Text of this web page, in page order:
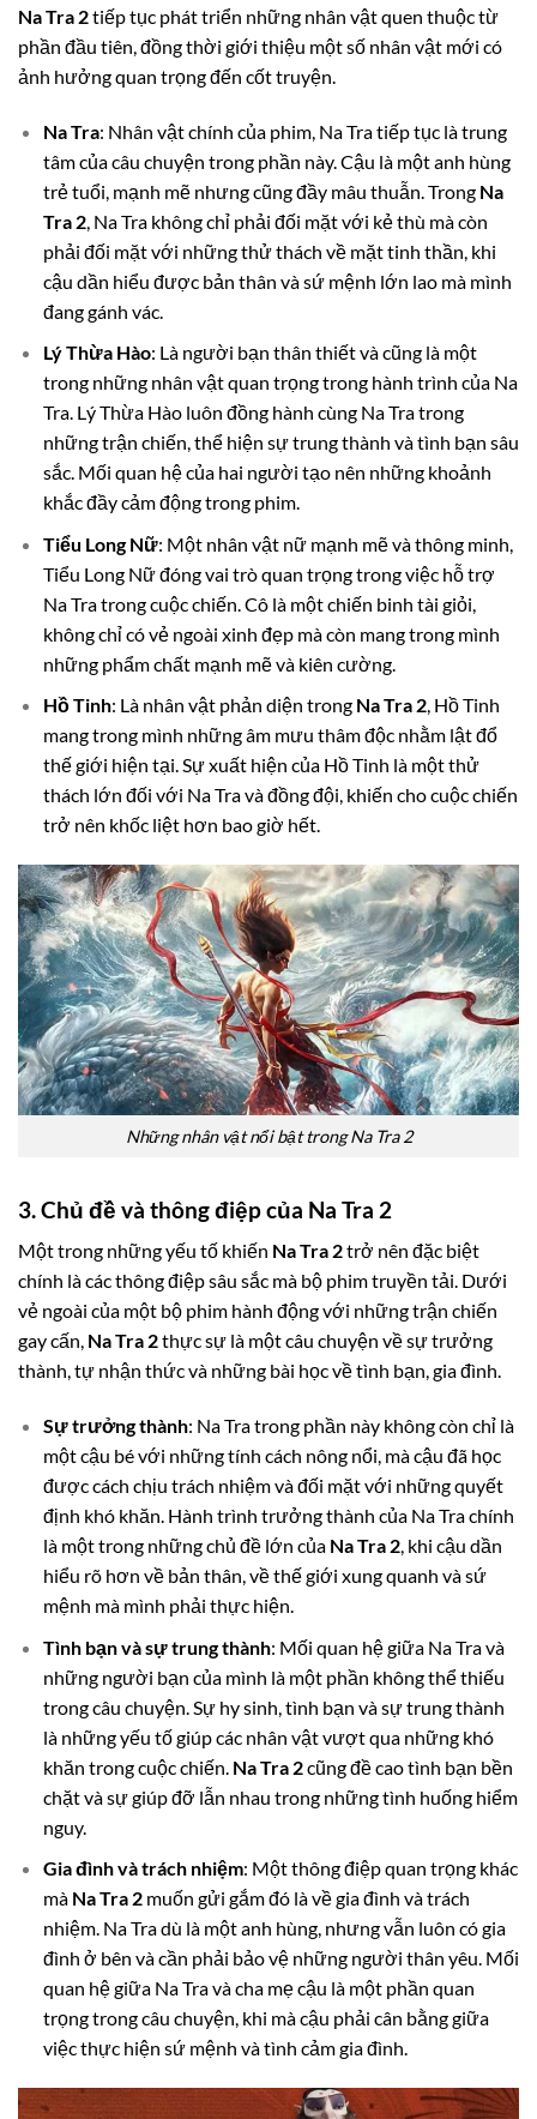
Na Tra 2tiếp tục phát triển những nhân vật quen thuộc từ
phần đầu tiên, đồng thời giới thiệu một số nhân vật mới có
ảnh hưởng quan trọng đến cốt truyện.
Na Tra: Nhân vật chính của phim, Na Tra tiếp tục là trung
tâm của câu chuyện trong phần này. Cậu là một anh hùng
trẻ tuổi, mạnh mẽ nhưng cũng đầy mâu thuẫn. Trong Na
Tra 2, Na Tra không chỉ phải đối mặt với kẻ thù mà còn
phải đối mặt với những thử thách về mặt tinh thần, khi
cậu dần hiểu được bản thân và sứ mệnh lớn lao mà mình
đang gánh vác.
Lý Thừa Hào: Là người bạn thân thiết và cũng là một
trong những nhân vật quan trọng trong hành trình của Na
Tra. Lý Thừa Hào luôn đồng hành cùng Na Tra trong
những trận chiến, thể hiện sự trung thành và tình bạn sâu
sắc. Mối quan hệ của hai người tạo nên những khoảnh
khắc đầy cảm động trong phim.
Tiểu Long Nữ: Một nhân vật nữ mạnh mẽ và thông minh,
Tiểu Long Nữ đóng vai trò quan trọng trong việc hỗ trợ
Na Tra trong cuộc chiến. Cô là một chiến binh tài giỏi,
không chỉ có vẻ ngoài xinh đẹp mà còn mang trong mình
những phẩm chất mạnh mẽ và kiên cường.
Hồ Tinh: Là nhân vật phản diện trong Na Tra 2, Hồ Tinh
mang trong mình những âm mưu thâm độc nhằm lật đổ
thế giới hiện tại. Sự xuất hiện của Hồ Tinh là một thử
thách lớn đối với Na Tra và đồng đội, khiến cho cuộc chiến
trở nên khốc liệt hơn bao giờ hết.
Những nhân vật nổi bật trong Na Tra 2
3. Chủ đề và thông điệp của Na Tra 2
Một trong những yếu tố khiến Na Tra 2trở nên đặc biệt
chính là các thông điệp sâu sắc mà bộ phim truyền tải. Dưới
vẻ ngoài của một bộ phim hành động với những trận chiến
gay cấn, Na Tra 2thực sự là một câu chuyện về sự trưởng
thành, tự nhận thức và những bài học về tình bạn, gia đình.
Sự trưởng thành: Na Tra trong phần này không còn chỉ là
một cậu bé với những tính cách nông nổi, mà cậu đã học
được cách chịu trách nhiệm và đối mặt với những quyết
định khó khăn. Hành trình trưởng thành của Na Tra chính
là một trong những chủ đề lớn của Na Tra 2, khi cậu dần
hiểu rõ hơn về bản thân, về thế giới xung quanh và sứ
mệnh mà mình phải thực hiện.
Tình bạn và sự trung thành: Mối quan hệ giữa Na Tra và
những người bạn của mình là một phần không thể thiếu
trong câu chuyện. Sự hy sinh, tình bạn và sự trung thành
là những yếu tố giúp các nhân vật vượt qua những khó
khăn trong cuộc chiến. Na Tra 2cũng đề cao tình bạn bền
chặt và sự giúp đỡ lẫn nhau trong những tình huống hiểm
nguy.
Gia đình và trách nhiệm: Một thông điệp quan trọng khác
mà Na Tra 2muốn gửi gắm đó là về gia đình và trách
nhiệm. Na Tra dù là một anh hùng, nhưng vẫn luôn có gia
đình ở bên và cần phải bảo vệ những người thân yêu. Mối
quan hệ giữa Na Tra và cha mẹ cậu là một phần quan
trọng trong câu chuyện, khi mà cậu phải cân bằng giữa
việc thực hiện sứ mệnh và tình cảm gia đình.